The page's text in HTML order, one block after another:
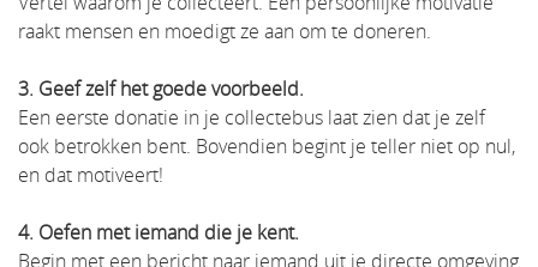
raakt mensen en moedigt ze aan om te doneren.
3. Geef zelf het goede voorbeeld.
Een eerste donatie in je collectebus laat zien dat je zelf
ook betrokken bent. Bovendien begint je teller niet op nul,
en dat motiveert!
4. Oefen met iemand die je kent.
Begin met een bericht naar iemand uit je directe omgeving